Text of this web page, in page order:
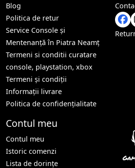
Blog
Politica de retur
Service Console și
Mentenanță în Piatra Neamț
Termeni si conditii curatare
console, playstation, xbox
Termeni și condiții
Informații livrare
Politica de confidențialitate
Contul meu
Contul meu
Istoric comenzi
Lista de dorințe